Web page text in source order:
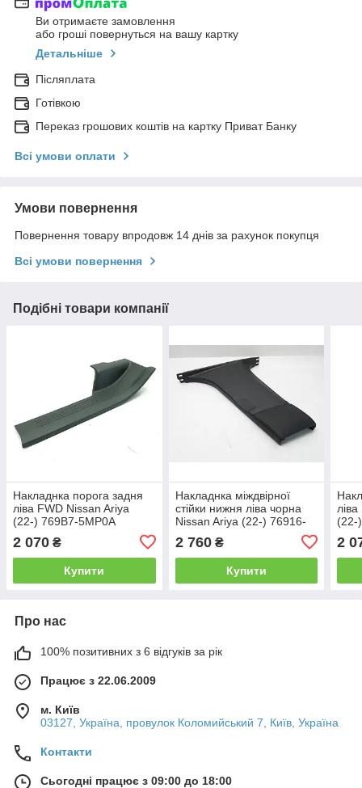
Ви отримаєте замовлення
або гроші повернуться на вашу картку
Детальніше
Післяплата
Готівкою
Переказ грошових коштів на картку Приват Банку
Всі умови оплати
Умови повернення
Повернення товару впродовж 14 днів за рахунок покупця
Всі умови повернення
Подібні товари компанії
Накладнка порога задня
ліва FWD Nissan Ariya
(22-) 769B7-5MP0A
2 070 ₴
Купити
Накладнка міждвірної
стійки нижня ліва чорна
Nissan Ariya (22-) 76916-
2 760₴
Купити
(22-
2
Про нас
100% позитивних з 6 відгуків за рік
Працює з 22.06.2009
м. Київ
03127, Україна, провулок Коломийський 7, Київ, Україна
Контакти
Сьогодні працює з 09:00 до 18:00